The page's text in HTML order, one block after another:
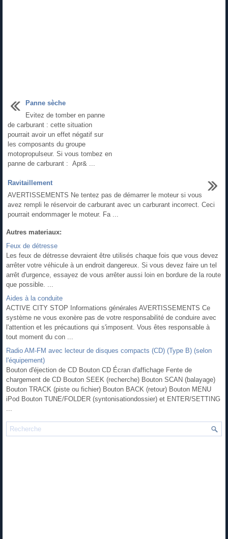
Panne sèche
Evitez de tomber en panne
de carburant : cette situation
pourrait avoir un effet négatif sur
les composants du groupe
motopropulseur. Si vous tombez en
panne de carburant : Apr& ...
Ravitaillement
AVERTISSEMENTS Ne tentez pas de démarrer le moteur si vous
avez rempli le réservoir de carburant avec un carburant incorrect. Ceci
pourrait endommager le moteur. Fa ...
Autres materiaux:
Feux de détresse
Les feux de détresse devraient être utilisés chaque fois que vous devez
arrêter votre véhicule à un endroit dangereux. Si vous devez faire un tel
arrêt d'urgence, essayez de vous arrêter aussi loin en bordure de la route
que possible. ...
Aides à la conduite
ACTIVE CITY STOP Informations générales AVERTISSEMENTS Ce
système ne vous exonère pas de votre responsabilité de conduire avec
l'attention et les précautions qui s'imposent. Vous êtes responsable à
tout moment du con ...
Radio AM-FM avec lecteur de disques compacts (CD) (Type B) (selon
l'équipement)
Bouton d'éjection de CD Bouton CD Écran d'affichage Fente de
chargement de CD Bouton SEEK (recherche) Bouton SCAN (balayage)
Bouton TRACK (piste ou fichier) Bouton BACK (retour) Bouton MENU
iPod Bouton TUNE/FOLDER (syntonisationdossier) et ENTER/SETTING